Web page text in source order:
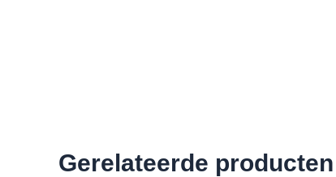
Gerelateerde producten